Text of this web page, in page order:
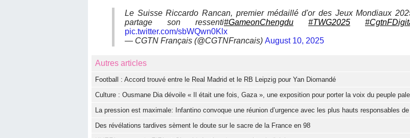
Le Suisse Riccardo Rancan, premier médaillé d'or des Jeux Mondiaux
partage son ressenti#GameonChengdu #TWG2025
pic.twitter.com/sbWQwn0Klx
— CGTN Français (@CGTNFrancais) August 10, 2025
Autres articles
Football : Accord trouvé entre le Real Madrid et le RB Leipzig pour Yan Diomandé
Culture : Ousmane Dia dévoile « Il était une fois, Gaza », une exposition pour porter la voix du peuple
La pression est maximale: Infantino convoque une réunion d’urgence avec les plus hauts responsables
Des révélations tardives sèment le doute sur le sacre de la France en 98